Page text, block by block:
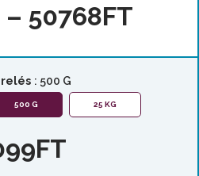
– 50768FT
: 500 G
500 G 25 KG
FT